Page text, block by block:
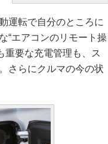
運転で自分のところに
“エアコンのリモート操
重要な充電管理も、ス
さらにクルマの今の状